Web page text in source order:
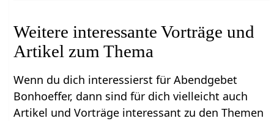
Weitere interessante Vorträge und
Artikel zum Thema
Wenn du dich interessierst für Abendgebet
Bonhoeffer, dann sind für dich vielleicht auch
Artikel und Vorträge interessant zu den Themen